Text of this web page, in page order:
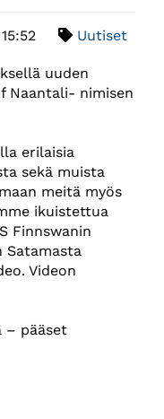
Uutiset
uuden
Naantali- nimisen
erilaisia
sekä muista
meitä myös
ikuistettua
Finnswanin
Satamasta
Videon
– pääset